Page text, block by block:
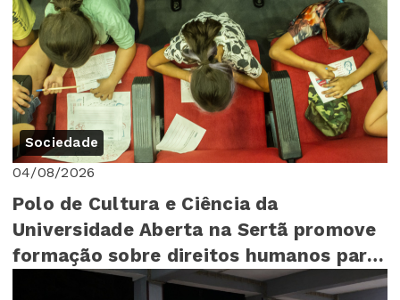
Sociedade
04/08/2026
Polo de Cultura e Ciência da
Universidade Aberta na Sertã promove
formação sobre direitos humanos para
mais de 140 cr...